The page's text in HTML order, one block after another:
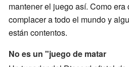
mantener el juego así. Como
complacer a todo el mundo y
están contentos.
No es un "juego de matar